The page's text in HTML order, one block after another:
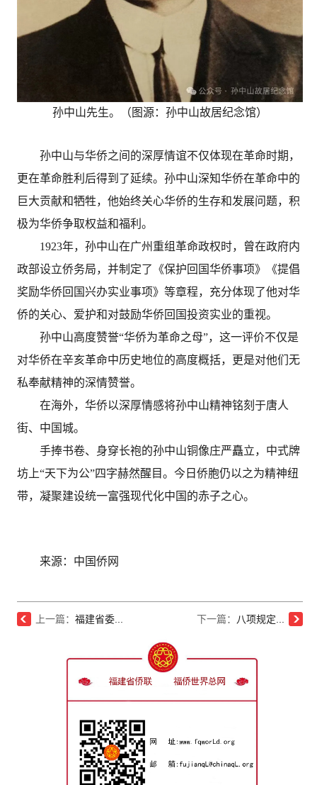
孙中山先生。（图源：孙中山故居纪念馆）
孙中山与华侨之间的深厚情谊不仅体现在革命时期，
更在革命胜利后得到了延续。孙中山深知华侨在革命中的
巨大贡献和牺牲，他始终关心华侨的生存和发展问题，积
极为华侨争取权益和福利。
1923年，孙中山在广州重组革命政权时，曾在政府内
政部设立侨务局，并制定了《保护回国华侨事项》《提倡
奖励华侨回国兴办实业事项》等章程，充分体现了他对华
侨的关心、爱护和对鼓励华侨回国投资实业的重视。
孙中山高度赞誉“华侨为革命之母”，这一评价不仅是
对华侨在辛亥革命中历史地位的高度概括，更是对他们无
私奉献精神的深情赞誉。
在海外，华侨以深厚情感将孙中山精神铭刻于唐人
街、中国城。
手捧书卷、身穿长袍的孙中山铜像庄严矗立，中式牌
坊上“天下为公”四字赫然醒目。今日侨胞仍以之为精神纽
带，凝聚建设统一富强现代化中国的赤子之心。
来源：中国侨网
上一篇： 福建省委... 下一篇： 八项规定...